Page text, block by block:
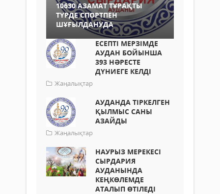
10630 АЗАМАТ ТҰРАҚТЫ
ТҮРДЕ СПОРТПЕН
ШҰҒЫЛДАНУДА
ЕСЕПТІ МЕРЗІМДЕ
АУДАН БОЙЫНША
393 НӘРЕСТЕ
ДҮНИЕГЕ КЕЛДІ
Жаңалықтар
АУДАНДА ТІРКЕЛГЕН
ҚЫЛМЫС САНЫ
АЗАЙДЫ
Жаңалықтар
НАУРЫЗ МЕРЕКЕСІ
СЫРДАРИЯ
АУДАНЫНДА
КЕҢКӨЛЕМДЕ
АТАЛЫП ӨТІЛЕДІ